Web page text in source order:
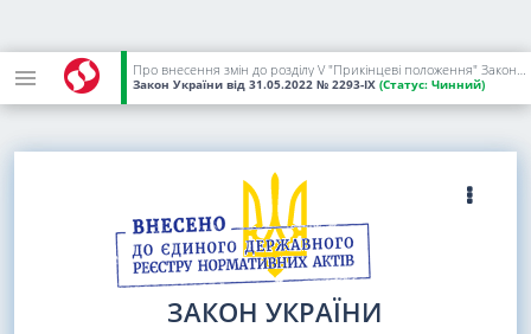
Про внесення змін до розділу V "Прикінцеві положення" Закону України "Про Національне агентство України з питань виявлення, розшуку та управління активами, одержаними від корупційних та інших злочинів" щодо управління активами під час дії воєнного стану
Закон України від 31.05.2022 № 2293-IX (Статус: Чинний)
ЗАКОН УКРАЇНИ